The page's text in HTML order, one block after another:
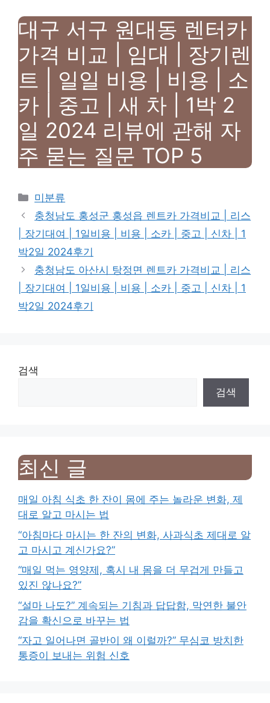
대구 서구 원대동 렌터카
가격 비교 | 임대 | 장기렌
트 | 일일 비용 | 비용 | 소
카 | 중고 | 새 차 | 1박 2
일 2024 리뷰에 관해 자
주 묻는 질문 TOP 5
Categories
미분류
충청남도 홍성군 홍성읍 렌트카 가격비교 | 리스
| 장기대여 | 1일비용 | 비용 | 소카 | 중고 | 신차 | 1
박2일 2024후기
충청남도 아산시 탕정면 렌트카 가격비교 | 리스
| 장기대여 | 1일비용 | 비용 | 소카 | 중고 | 신차 | 1
박2일 2024후기
검색
검색
최신 글
매일 아침 식초 한 잔이 몸에 주는 놀라운 변화, 제
대로 알고 마시는 법
“아침마다 마시는 한 잔의 변화, 사과식초 제대로 알
고 마시고 계신가요?”
“매일 먹는 영양제, 혹시 내 몸을 더 무겁게 만들고
있진 않나요?”
“설마 나도?” 계속되는 기침과 답답함, 막연한 불안
감을 확신으로 바꾸는 법
“자고 일어나면 골반이 왜 이럴까?” 무심코 방치한
통증이 보내는 위험 신호